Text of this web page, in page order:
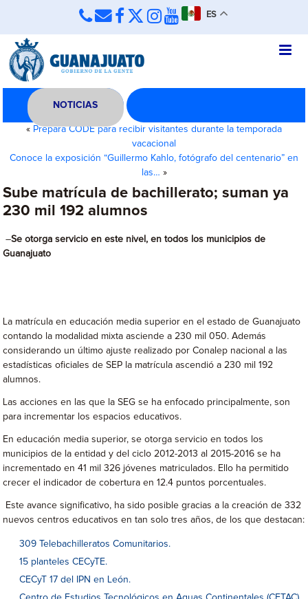
ES
NOTICIAS
« Prepara CODE para recibir visitantes durante la temporada
vacacional
Conoce la exposición “Guillermo Kahlo, fotógrafo del centenario” en
las… »
Sube matrícula de bachillerato; suman ya
230 mil 192 alumnos
–Se otorga servicio en este nivel, en todos los municipios de
Guanajuato
La matrícula en educación media superior en el estado de Guanajuato
contando la modalidad mixta asciende a 230 mil 050. Además
considerando un último ajuste realizado por Conalep nacional a las
estadísticas oficiales de SEP la matrícula ascendió a 230 mil 192
alumnos.
Las acciones en las que la SEG se ha enfocado principalmente, son
para incrementar los espacios educativos.
En educación media superior, se otorga servicio en todos los
municipios de la entidad y del ciclo 2012-2013 al 2015-2016 se ha
incrementado en 41 mil 326 jóvenes matriculados. Ello ha permitido
crecer el indicador de cobertura en 12.4 puntos porcentuales.
Este avance significativo, ha sido posible gracias a la creación de 332
nuevos centros educativos en tan solo tres años, de los que destacan:
309 Telebachilleratos Comunitarios.
15 planteles CECyTE.
CECyT 17 del IPN en León.